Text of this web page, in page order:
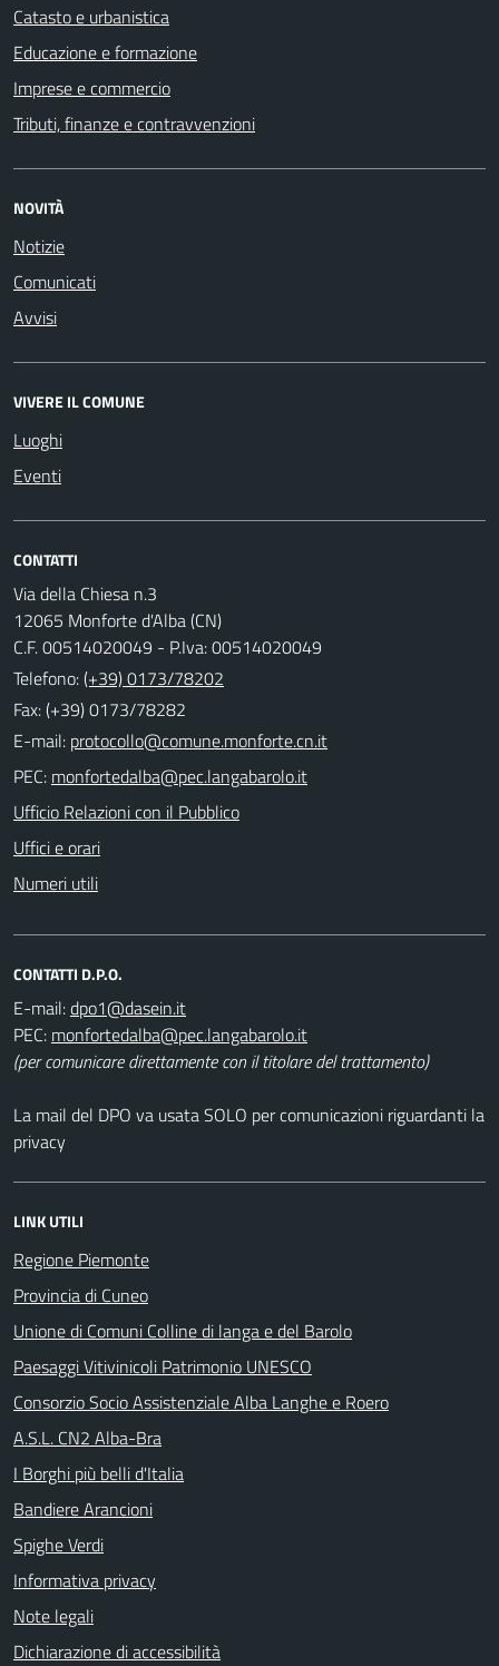
Catasto e urbanistica
Educazione e formazione
Imprese e commercio
Tributi, finanze e contravvenzioni
NOVITÀ
Notizie
Comunicati
Avvisi
VIVERE IL COMUNE
Luoghi
Eventi
CONTATTI
Via della Chiesa n.3
12065 Monforte d'Alba (CN)
C.F. 00514020049 - P.Iva: 00514020049
Telefono:(+39) 0173/78202
Fax: (+39) 0173/78282
E-mail:
PEC:
Ufficio Relazioni con il Pubblico
Uffici e orari
Numeri utili
CONTATTI D.P.O.
E-mail:
PEC:
(per comunicare direttamente con il titolare del trattamento)
La mail del DPO va usata SOLO per comunicazioni riguardanti la
privacy
LINK UTILI
Regione Piemonte
Provincia di Cuneo
Unione di Comuni Colline di langa e del Barolo
Paesaggi Vitivinicoli Patrimonio UNESCO
Consorzio Socio Assistenziale Alba Langhe e Roero
A.S.L. CN2 Alba-Bra
I Borghi più belli d'Italia
Bandiere Arancioni
Spighe Verdi
Informativa privacy
Note legali
Dichiarazione di accessibilità